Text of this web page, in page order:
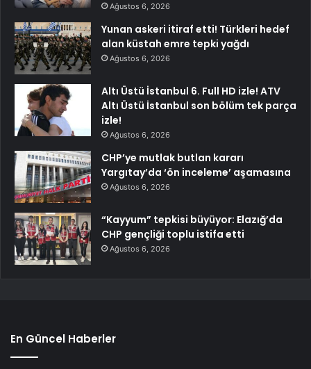
Ağustos 6, 2026
Yunan askeri itiraf etti! Türkleri hedef
alan küstah emre tepki yağdı
Ağustos 6, 2026
Altı Üstü İstanbul 6. Full HD izle! ATV
Altı Üstü İstanbul son bölüm tek parça
izle!
Ağustos 6, 2026
CHP’ye mutlak butlan kararı
Yargıtay’da ‘ön inceleme’ aşamasına
Ağustos 6, 2026
“Kayyum” tepkisi büyüyor: Elazığ’da
CHP gençliği toplu istifa etti
Ağustos 6, 2026
En Güncel Haberler